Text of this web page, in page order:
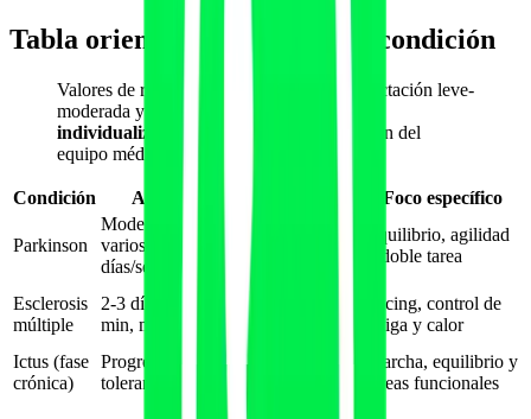
Tabla orientativa de dosis por condición
Valores de referencia para personas con afectación leve-
moderada y autorización clínica.
individualizar.
No sustituyen la prescripción del
equipo médico.
Condición Aeróbico Foco específico
Parkinson
Moderado-alto,
varios
días/semana
2-3 días/semana
Equilibrio, agilidad
y doble tarea
Esclerosis
múltiple
2-3 días, 10-30
min, moderado
2-3 días, 1-3
series de 8-15
reps
Pacing, control de
fatiga y calor
Ictus (fase
crónica)
Progresivo según
tolerancia
Énfasis en lado
Marcha, equilibrio y
tareas funcionales